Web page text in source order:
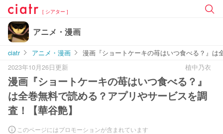
[ シアター ]
アニメ・漫画
ciatr アニメ・漫画
漫画『ショートケーキの苺はいつ食べる？』
2023年10月26日更新
植中乃衣
漫画『ショートケーキの苺はいつ食べる？』
は全巻無料で読める？アプリやサービスを調
査！【華谷艶】
このページにはプロモーションが含まれています